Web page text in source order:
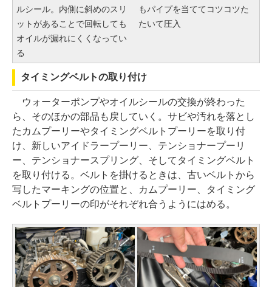
ルシール。内側に斜めのスリ
ットがあることで回転しても
オイルが漏れにくくなってい
る
もパイプを当ててコツコツた
たいて圧入
タイミングベルトの取り付け
ウォーターポンプやオイルシールの交換が終わった
ら、そのほかの部品も戻していく。サビや汚れを落とし
たカムプーリーやタイミングベルトプーリーを取り付
け、新しいアイドラープーリー、テンショナープーリ
ー、テンショナースプリング、そしてタイミングベルト
を取り付ける。ベルトを掛けるときは、古いベルトから
写したマーキングの位置と、カムプーリー、タイミング
ベルトプーリーの印がそれぞれ合うようにはめる。